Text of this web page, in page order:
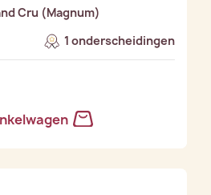
Cru (Magnum)
1 onderscheidingen